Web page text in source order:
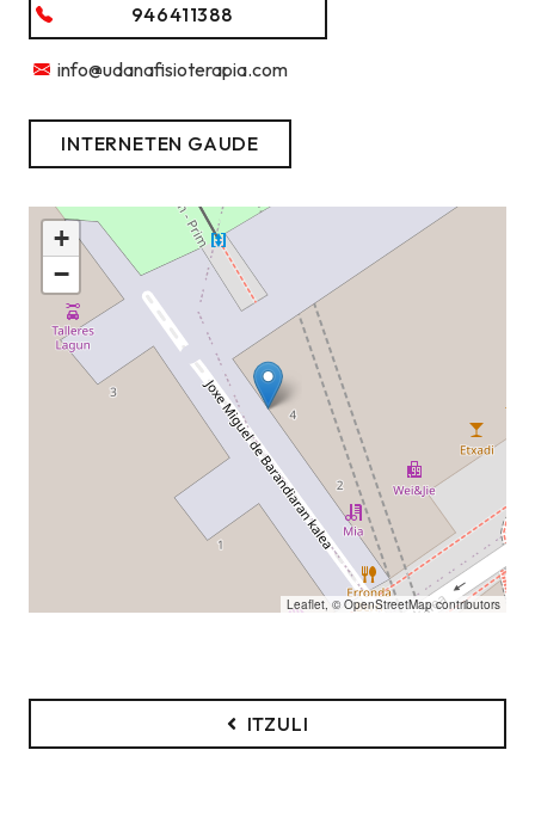
946411388
info@udanafisioterapia.com
INTERNETEN GAUDE
+
−
Leaflet, ©OpenStreetMapcontributors
ITZULI